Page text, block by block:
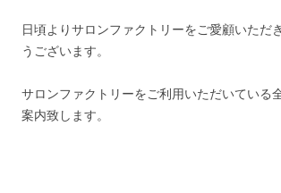
日頃よりサロンファクトリーをご愛顧いただ
うございます。
サロンファクトリーをご利用いただいている
案内致します。